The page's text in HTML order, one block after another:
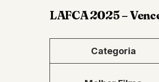
LAFCA 2025 –
Categoria